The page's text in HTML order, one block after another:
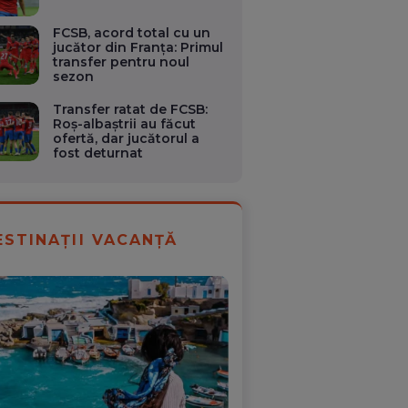
FCSB, acord total cu un
jucător din Franța: Primul
transfer pentru noul
sezon
Transfer ratat de FCSB:
Roș-albaștrii au făcut
ofertă, dar jucătorul a
fost deturnat
VACANȚĂ